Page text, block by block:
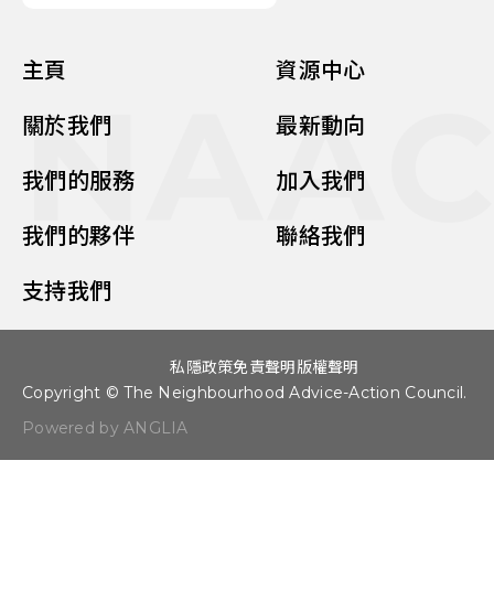
主頁
關於我們
我們的服務
我們的夥伴
支持我們
資源中心
最新動向
加入我們
聯絡我們
Copyright © The Neighbourhood Advice-Action Council.
Powered by ANGLIA
私隱政策免責聲明 版權聲明